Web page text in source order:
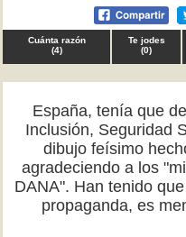
Cuánta razón
(4)
Te jodes
(0)
España, tenía que
Inclusión, Seguridad
dibujo feísimo
agradeciendo a los
DANA". Han tenido
propaganda, es